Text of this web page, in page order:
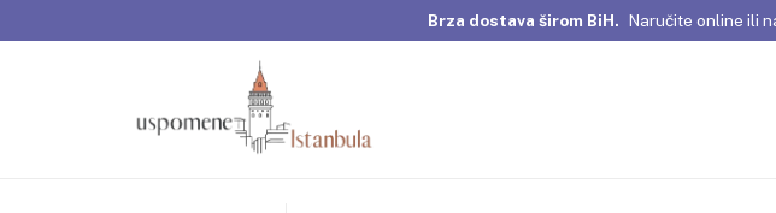
Brza dostava širom BiH. Naručite online ili
Dobrodošli u Uspomene Istanbula! Pažljivo